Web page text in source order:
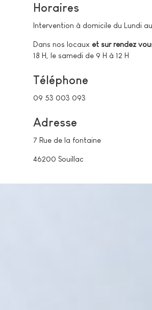
Horaires
Intervention à domicile du Lundi
Dans nos locaux et sur rendez
18 H, le samedi de 9 H à 12 H
Téléphone
09 53 003 093
Adresse
7 Rue de la fontaine
46200 Souillac